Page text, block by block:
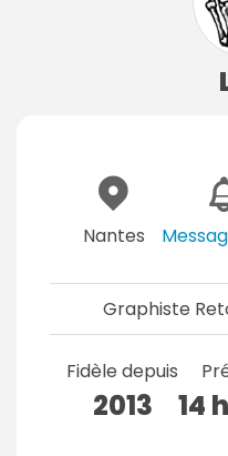
Nantes
Graphiste
Fidèle depuis
2013 14